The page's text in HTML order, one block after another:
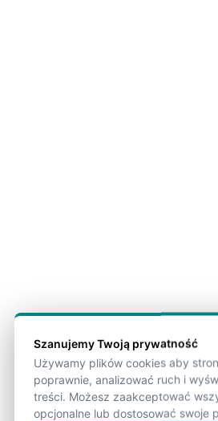
Szanujemy Twoją prywatność
Używamy plików cookies aby
poprawnie, analizować ruch i
treści. Możesz zaakceptować
opcjonalne lub dostosować swoje